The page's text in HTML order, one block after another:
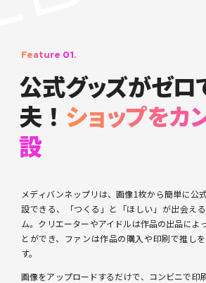
Feature 01.
公式グッズがゼロ
夫！ ショップをカ
設
メディバンネップリは、画像1枚から簡単に公
設できる、「つくる」と「ほしい」が出会え
ム。クリエーターやアイドルは作品の出品によ
とができ、ファンは作品の購入や印刷で推し
す。
画像をアップロードするだけで、コンビニで印